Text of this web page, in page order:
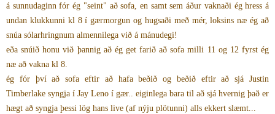
á sunnudaginn fór ég "seint" að sofa, en samt sem áður vaknaði ég hress á
undan klukkunni kl 8 í gærmorgun og hugsaði með mér, loksins næ ég að
snúa sólarhringnum almennilega við á mánudegi!
eða snúið honu við þannig að ég get farið að sofa milli 11 og 12 fyrst ég
næ að vakna kl 8.
ég fór því að sofa eftir að hafa beðið og beðið eftir að sjá Justin
Timberlake syngja í Jay Leno í gær.. eiginlega bara til að sjá hvernig það er
hægt að syngja þessi lög hans live (af nýju plötunni) alls ekkert slæmt...